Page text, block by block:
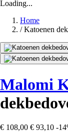
Loading...
Home
/ Katoenen
Malomi
€ 108,00 € 93,10 -